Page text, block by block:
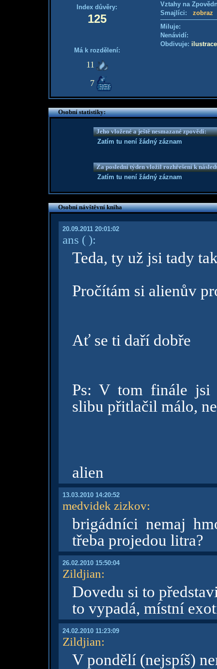
Index důvěry:
125
Má k rozdělení:
11
7
Vztahy na
Smajlíci: zobraz
Miluje:
Nenávidí:
Obdivuje: ilustrace
Osobní statistiky:
Jeho vložené a ještě nesmazané zpovědi:
Zatím tu není žádný záznam
Za poslední týden vložil rozhřešení k
Zatím tu není žádný záznam
Osobní návštěvní kniha
20.09.2011 20:01:02
ans ( ):
Teda, ty už jsi tady
Pročítám si alienův
Ať se ti daří dobře
Ps: V tom finále jsi
slibu přitlačil málo,
alien
13.03.2010 14:20:52
medvidek zizkov:
brigádníci nemaj
třeba projedou litra?
26.02.2010 15:50:04
Zildjian:
Dovedu si to
to vypadá, místní
24.02.2010 11:23:09
Zildjian:
V pondělí (nejspíš)